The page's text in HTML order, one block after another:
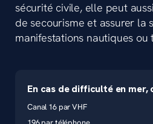
sécurité civile, elle peut
de secourisme et assurer la
manifestations nautiques ou
En cas de difficulté en mer,
Canal 16 par VHF